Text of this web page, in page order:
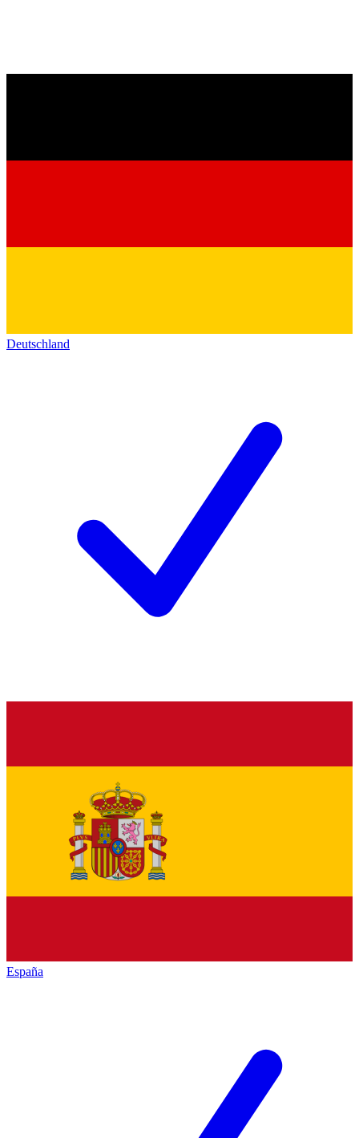
Deutschland
España